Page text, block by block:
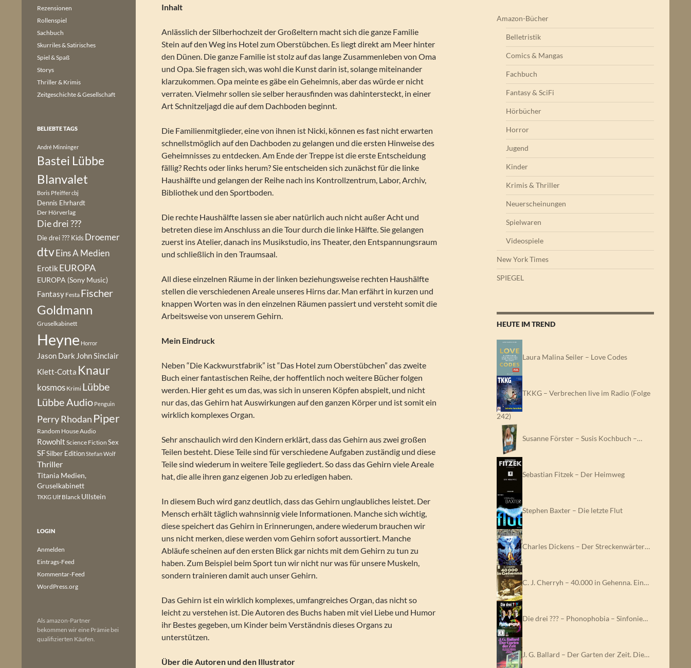
Inhalt
Anlässlich der Silberhochzeit der Großeltern macht sich die ganze Familie
Stein auf den Weg ins Hotel zum Oberstübchen. Es liegt direkt am Meer hinter
den Dünen. Die ganze Familie ist stolz auf das lange Zusammenleben von Oma
und Opa. Sie fragen sich, was wohl die Kunst darin ist, solange miteinander
klarzukommen. Opa meinte es gäbe ein Geheimnis, aber das würde er nicht
verraten. Vielmehr sollen sie selber herausfinden was dahintersteckt, in einer
Art Schnitzeljagd die auf dem Dachboden beginnt.
Die Familienmitglieder, eine von ihnen ist Nicki, können es fast nicht erwarten
schnellstmöglich auf den Dachboden zu gelangen und die ersten Hinweise des
Geheimnisses zu entdecken. Am Ende der Treppe ist die erste Entscheidung
fällig? Rechts oder links herum? Sie entscheiden sich zunächst für die linke
Haushälfte und gelangen der Reihe nach ins Kontrollzentrum, Labor, Archiv,
Bibliothek und den Sportboden.
Die rechte Haushälfte lassen sie aber natürlich auch nicht außer Acht und
betreten diese im Anschluss an die Tour durch die linke Hälfte. Sie gelangen
zuerst ins Atelier, danach ins Musikstudio, ins Theater, den Entspannungsraum
und schließlich in den Traumsaal.
All diese einzelnen Räume in der linken beziehungsweise rechten Haushälfte
stellen die verschiedenen Areale unseres Hirns dar. Man erfährt in kurzen und
knappen Worten was in den einzelnen Räumen passiert und versteht somit die
Arbeitsweise von unserem Gehirn.
Mein Eindruck
Neben “Die Kackwurstfabrik” ist “Das Hotel zum Oberstübchen” das zweite
Buch einer fantastischen Reihe, der hoffentlich noch weitere Bücher folgen
werden. Hier geht es um das, was sich in unseren Köpfen abspielt, und nicht
nur das, das Gehirn hat Auswirkungen auf den ganzen Körper und ist somit ein
wirklich komplexes Organ.
Sehr anschaulich wird den Kindern erklärt, dass das Gehirn aus zwei großen
Teilen besteht. Diese Teile sind für verschiedene Aufgaben zuständig und diese
Teile sind wiederum in weitere Teile gegliedert. So dass das Gehirn viele Areale
hat, die alle ihren ganz eigenen Job zu erledigen haben.
In diesem Buch wird ganz deutlich, dass das Gehirn unglaubliches leistet. Der
Mensch erhält täglich wahnsinnig viele Informationen. Manche sich wichtig,
diese speichert das Gehirn in Erinnerungen, andere wiederum brauchen wir
uns nicht merken, diese werden vom Gehirn sofort aussortiert. Manche
Abläufe scheinen auf den ersten Blick gar nichts mit dem Gehirn zu tun zu
haben. Zum Beispiel beim Sport tun wir nicht nur was für unsere Muskeln,
sondern trainieren damit auch unser Gehirn.
Das Gehirn ist ein wirklich komplexes, umfangreiches Organ, das nicht so
leicht zu verstehen ist. Die Autoren des Buchs haben mit viel Liebe und Humor
ihr Bestes gegeben, um Kinder beim Verständnis dieses Organs zu
unterstützen.
Über die Autoren und den Illustrator
Amazon-Bücher
Belletristik
Comics & Mangas
Fachbuch
Fantasy & SciFi
Hörbücher
Horror
Jugend
Kinder
Krimis & Thriller
Neuerscheinungen
Spielwaren
Videospiele
New York Times
SPIEGEL
HEUTE IM TREND
Laura Malina Seiler – Love Codes
TKKG – Verbrechen live im Radio (Folge
242)
Susanne Förster – Susis Kochbuch –…
Sebastian Fitzek – Der Heimweg
Stephen Baxter – Die letzte Flut
Charles Dickens – Der Streckenwärter…
C. J. Cherryh – 40.000 in Gehenna. Ein…
Die drei ??? – Phonophobia – Sinfonie…
J. G. Ballard – Der Garten der Zeit. Die…
Rezensionen
Rollenspiel
Sachbuch
Skurriles & Satirisches
Spiel & Spaß
Storys
Thriller & Krimis
Zeitgeschichte & Gesellschaft
BELIEBTE TAGS
André Minninger
Bastei Lübbe
Blanvalet
Boris Pfeiffercbj
Dennis Ehrhardt
Der Hörverlag
Die drei ???
Die drei ??? Kids Droemer
dtvEins A Medien
Erotik EUROPA
EUROPA (Sony Music)
Fantasy Festa Fischer
Goldmann
Gruselkabinett
Heyne Horror
Jason Dark John Sinclair
Klett-Cotta Knaur
kosmos Krimi Lübbe
Lübbe Audio Penguin
Perry Rhodan Piper
Random House Audio
Rowohlt Science Fiction Sex
SFSilber EditionStefan Wolf
Thriller
Titania Medien,
Gruselkabinett
TKKG Ulf Blanck Ullstein
LOGIN
Anmelden
Eintrags-Feed
Kommentar-Feed
WordPress.org
Als amazon-Partner
bekommen wir eine Prämie bei
qualifizierten Käufen.